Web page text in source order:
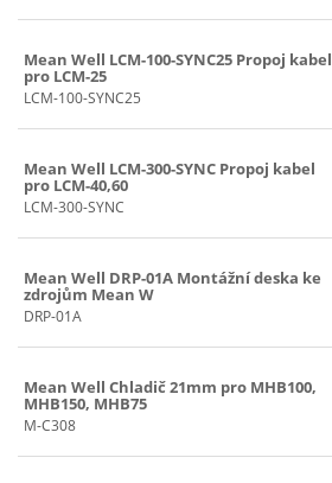
Mean Well LCM-100-SYNC25 Propoj kabel
pro LCM-25
LCM-100-SYNC25
Mean Well LCM-300-SYNC Propoj kabel
pro LCM-40,60
LCM-300-SYNC
Mean Well DRP-01A Montážní deska ke
zdrojům Mean W
DRP-01A
Mean Well Chladič 21mm pro MHB100,
MHB150, MHB75
M-C308